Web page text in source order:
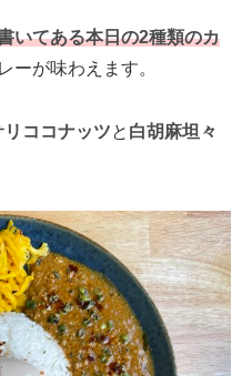
いてある本日の2種類のカ
ーが味わえます。
リココナッツと 白胡麻坦々